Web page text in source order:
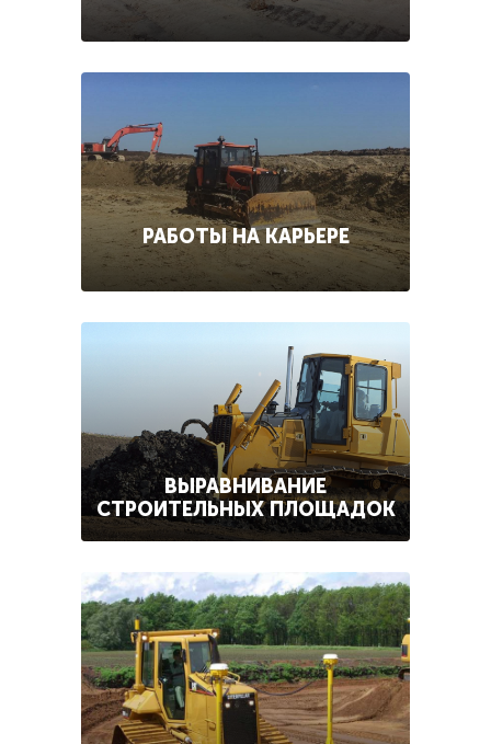
РАБОТЫ НА КАРЬЕРЕ
ВЫРАВНИВАНИЕ
СТРОИТЕЛЬНЫХ ПЛОЩАДОК